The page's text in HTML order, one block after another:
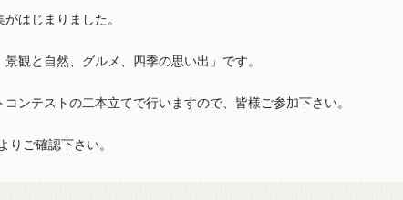
はじまりました。
観と自然、グルメ、四季の思い出」です。
ンテストの二本立てで行いますので、皆様ご参加下さい。
ご確認下さい。